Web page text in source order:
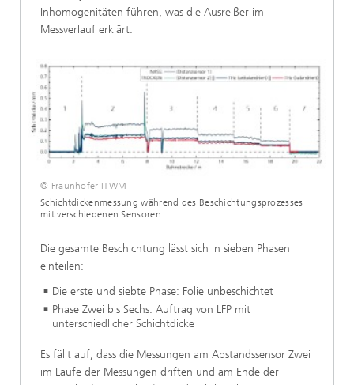
Inhomogenitäten führen, was die Ausreißer im
Messverlauf erklärt.
© Fraunhofer ITWM
Schichtdickenmessung während des Beschichtungsprozesses
mit verschiedenen Sensoren.
Die gesamte Beschichtung lässt sich in sieben Phasen
einteilen:
Die erste und siebte Phase: Folie unbeschichtet
Phase Zwei bis Sechs: Auftrag von LFP mit
unterschiedlicher Schichtdicke
Es fällt auf, dass die Messungen am Abstandssensor Zwei
im Laufe der Messungen driften und am Ende der